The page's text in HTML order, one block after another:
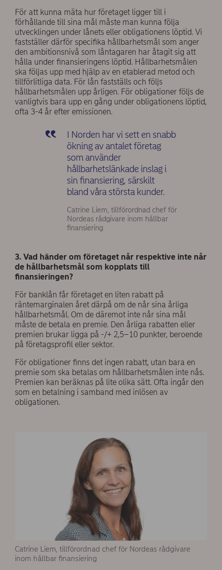
För att kunna mäta hur företaget ligger till i
förhållande till sina mål måste man kunna följa
utvecklingen under lånets eller obligationens löptid. Vi
fastställer därför specifika hållbarhetsmål som anger
den ambitionsnivå som låntagaren har åtagit sig att
hålla under finansieringens löptid. Hållbarhetsmålen
ska följas upp med hjälp av en etablerad metod och
tillförlitliga data. För lån fastställs och följs
hållbarhetsmålen upp årligen. För obligationer följs de
vanligtvis bara upp en gång under obligationens löptid,
ofta 3-4 år efter emissionen.
I Norden har vi sett en snabb
ökning av antalet företag
som använder
hållbarhetslänkade inslag i
sin finansiering, särskilt
bland våra största kunder.
Catrine Liem, tillförordnad chef för
Nordeas rådgivare inom hållbar
finansiering
3. Vad händer om företaget når respektive inte når
de hållbarhetsmål som kopplats till
finansieringen?
För banklån får företaget en liten rabatt på
räntemarginalen året därpå om de når sina årliga
hållbarhetsmål. Om de däremot inte når sina mål
måste de betala en premie. Den årliga rabatten eller
premien brukar ligga på -/+ 2,5–10 punkter, beroende
på företagsprofil eller sektor.
För obligationer finns det ingen rabatt, utan bara en
premie som ska betalas om hållbarhetsmålen inte nås.
Premien kan beräknas på lite olika sätt. Ofta ingår den
som en betalning i samband med inlösen av
obligationen.
Catrine Liem, tillförordnad chef för Nordeas rådgivare
inom hållbar finansiering